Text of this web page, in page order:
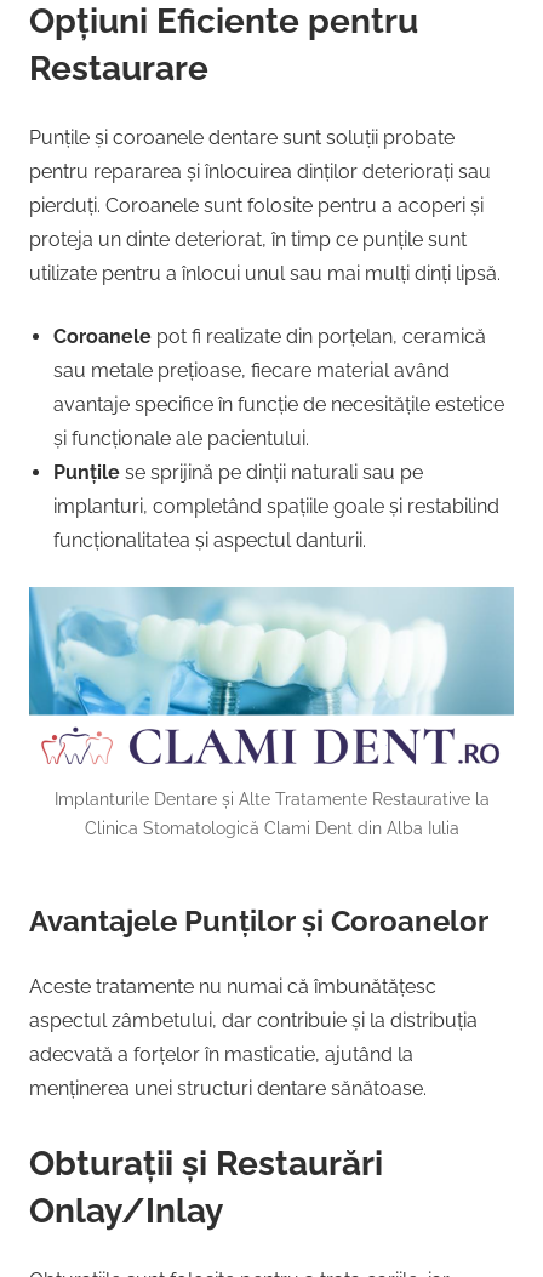
Opțiuni Eficiente pentru
Restaurare
Punțile și coroanele dentare sunt soluții probate
pentru repararea și înlocuirea dinților deteriorați sau
pierduți. Coroanele sunt folosite pentru a acoperi și
proteja un dinte deteriorat, în timp ce punțile sunt
utilizate pentru a înlocui unul sau mai mulți dinți lipsă.
Coroanele pot fi realizate din porțelan, ceramică
sau metale prețioase, fiecare material având
avantaje specifice în funcție de necesitățile estetice
și funcționale ale pacientului.
Punțile se sprijină pe dinții naturali sau pe
implanturi, completând spațiile goale și restabilind
funcționalitatea și aspectul danturii.
Implanturile Dentare și Alte Tratamente Restaurative la
Clinica Stomatologică Clami Dent din Alba Iulia
Avantajele Punților și Coroanelor
Aceste tratamente nu numai că îmbunătățesc
aspectul zâmbetului, dar contribuie și la distribuția
adecvată a forțelor în masticatie, ajutând la
menținerea unei structuri dentare sănătoase.
Obturații și Restaurări
Onlay/Inlay